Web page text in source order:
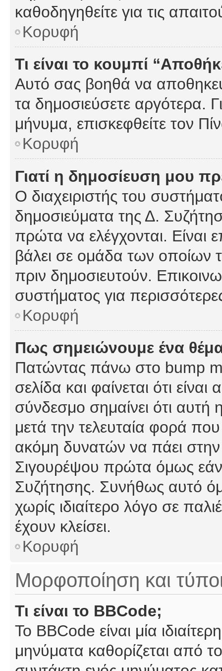
καθοδηγηθείτε για τις
Κορυφή
Τι είναι το κουμπί
Αυτό σας βοηθά να
τα δημοσιεύσετε αργότερα.
μήνυμα, επισκεφθείτε τον
Κορυφή
Γιατί η δημοσίευση μου
Ο διαχειριστής του
δημοσιεύματα της Δ.
πρώτα να ελέγχονται. Είναι
βάλει σε ομάδα των οποίων
πριν δημοσιευτούν.
συστήματος για
Κορυφή
Πως σημειώνουμε ένα
Πατώντας πάνω στο bump
σελίδα και φαίνεται ότι
σύνδεσμο σημαίνει ότι αυτή
μετά την τελευταία φορά που
ακόμη δυνατών να πάει
Σιγουρέψου πρώτα όμως εάν
Συζήτησης. Συνήθως αυτό
χωρίς ιδιαίτερο λόγο σε
έχουν κλείσει.
Κορυφή
Μορφοποίηση και
Τι είναι το BBCode;
Το BBCode είναι μία
μηνύματα καθορίζεται από